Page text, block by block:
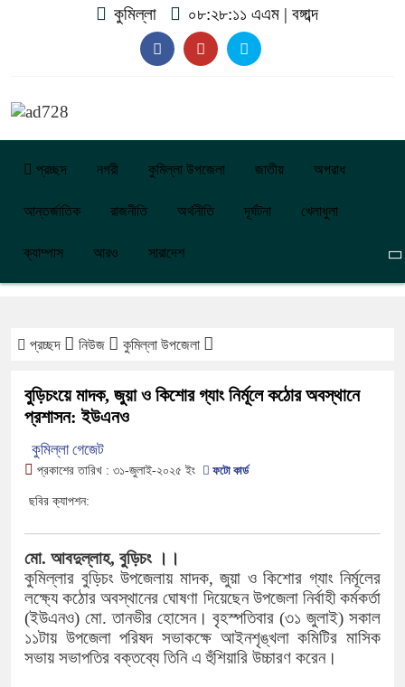
কুমিল্লা ০৮:২৮:১২ এএম |বঙ্গাব্দ
প্রচ্ছদ নগরী কুমিল্লা উপজেলা জাতীয় অপরাধ
আন্তর্জাতিক রাজনীতি অর্থনীতি দূর্ঘটনা খেলাধুলা
ক্যাম্পাস আরও সারাদেশ
প্রচ্ছদ নিউজ কুমিল্লা উপজেলা
বুড়িচংয়ে মাদক, জুয়া ও কিশোর গ্যাং নির্মূলে কঠোর অবস্থানে
প্রশাসন: ইউএনও
কুমিল্লা গেজেট
প্রকাশের তারিখ : ৩১-জুলাই-২০২৫ ইং ফটো কার্ড
ছবির ক্যাপশন:
মো. আবদুল্লাহ, বুড়িচং ।।
কুমিল্লার বুড়িচং উপজেলায় মাদক, জুয়া ও কিশোর গ্যাং নির্মূলের
লক্ষ্যে কঠোর অবস্থানের ঘোষণা দিয়েছেন উপজেলা নির্বাহী কর্মকর্তা
(ইউএনও) মো. তানভীর হোসেন। বৃহস্পতিবার (৩১ জুলাই) সকাল
১১টায় উপজেলা পরিষদ সভাকক্ষে আইনশৃঙ্খলা কমিটির মাসিক
সভায় সভাপতির বক্তব্যে তিনি এ হুঁশিয়ারি উচ্চারণ করেন।